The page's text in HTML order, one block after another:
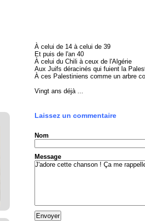
À celui de 14 à celui de 39
Et puis de l'an 40
À celui du Chili à ceux de l'Algérie
Aux Juifs déracinés qui fuient la
À ces Palestiniens comme un arbre
Vingt ans déjà ...
Laissez un commentaire
Nom
Message